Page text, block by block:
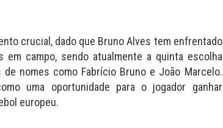
crucial, dado que Bruno Alves tem enfrentado
em campo, sendo atualmente a quinta escolha
nomes como Fabrício Bruno e João Marcelo.
uma oportunidade para o jogador ganhar
europeu.